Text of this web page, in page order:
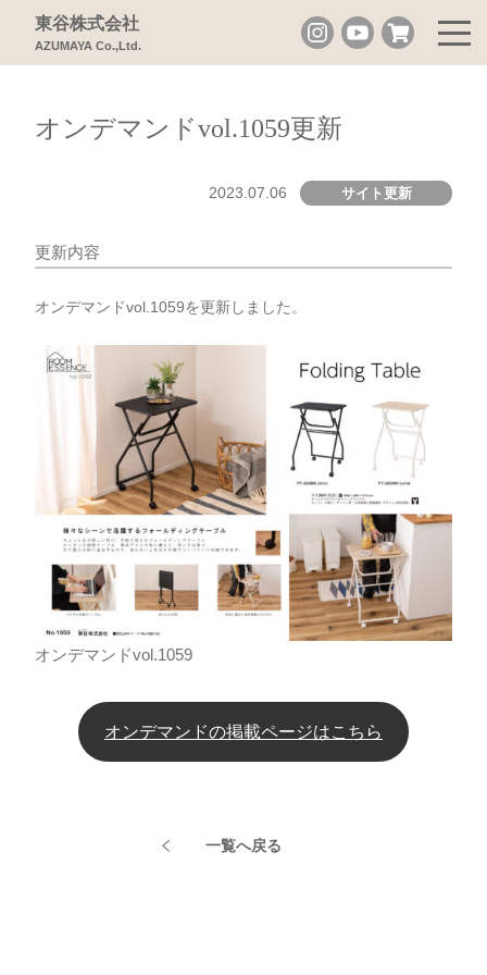
東谷株式会社
AZUMAYA Co.,Ltd.
オンデマンドvol.1059更新
2023.07.06 サイト更新
更新内容
オンデマンドvol.1059を更新しました。
オンデマンドvol.1059
オンデマンドの掲載ページはこちら
一覧へ戻る